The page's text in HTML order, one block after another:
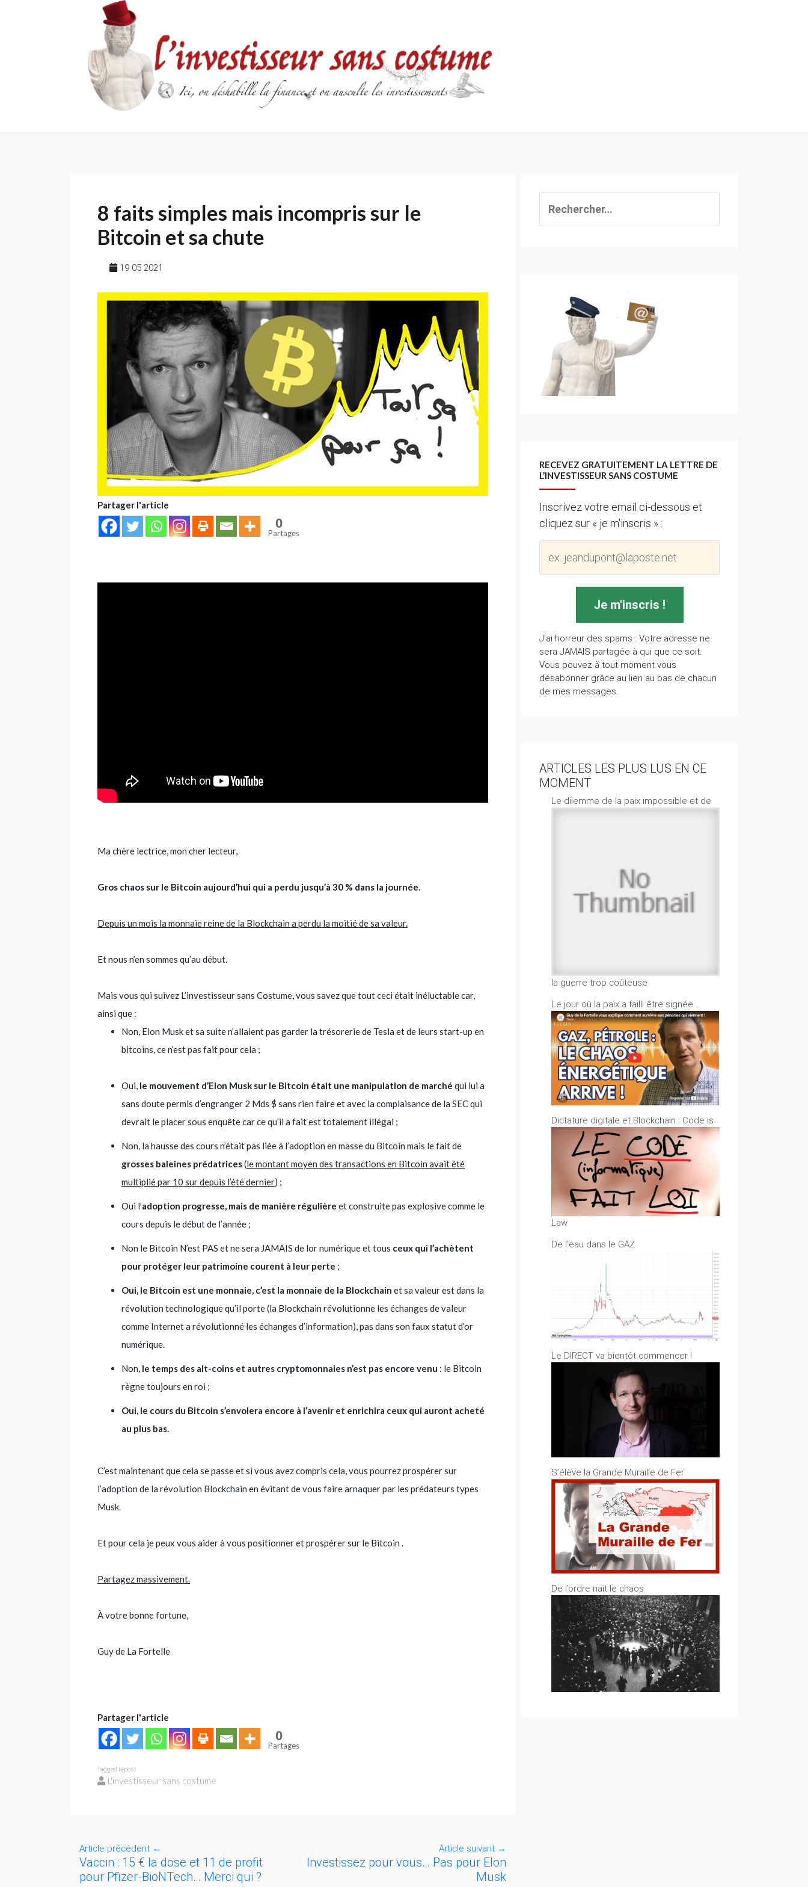
confidentialité
8 faits simples mais incompris sur le
Bitcoin et sa chute
19 05 2021
Partager l'article
0
Partages
Ma chère lectrice, mon cher lecteur,
Gros chaos sur le Bitcoin aujourd’hui qui a perdu jusqu’à 30 % dans la journée.
Depuis un mois la monnaie reine de la Blockchain a perdu la moitié de sa valeur.
Et nous n’en sommes qu’au début.
Mais vous qui suivez L’investisseur sans Costume, vous savez que tout ceci était inéluctable car,
ainsi que :
Non, Elon Musk et sa suite n’allaient pas garder la trésorerie de Tesla et de leurs start-up en
bitcoins, ce n’est pas fait pour cela ;
Oui, le mouvement d’Elon Musk sur le Bitcoin était une manipulation de marché qui lui a
sans doute permis d’engranger 2 Mds $ sans rien faire et avec la complaisance de la SEC qui
devrait le placer sous enquête car ce qu’il a fait est totalement illégal ;
Non, la hausse des cours n’était pas liée à l’adoption en masse du Bitcoin mais le fait de
grosses baleines prédatrices(le montant moyen des transactions en Bitcoin avait été
multiplié par 10 sur depuis l’été dernier) ;
Oui l’adoption progresse, mais de manière régulière et construite pas explosive comme le
cours depuis le début de l’année ;
Non le Bitcoin N’est PAS et ne sera JAMAIS de lor numérique et tous ceux qui l’achètent
pour protéger leur patrimoine courent à leur perte ;
Oui, le Bitcoin est une monnaie, c’est la monnaie de la Blockchain et sa valeur est dans la
révolution technologique qu’il porte (la Blockchain révolutionne les échanges de valeur
comme Internet a révolutionné les échanges d’information), pas dans son faux statut d’or
numérique.
Non, le temps des alt-coins et autres cryptomonnaies n’est pas encore venu : le Bitcoin
règne toujours en roi ;
Oui, le cours du Bitcoin s’envolera encore à l’avenir et enrichira ceux qui auront acheté
au plus bas.
C’est maintenant que cela se passe et si vous avez compris cela, vous pourrez prospérer sur
l’adoption de la révolution Blockchain en évitant de vous faire arnaquer par les prédateurs types
Musk.
Et pour cela je peux vous aider à vous positionner et prospérer sur le Bitcoin .
Partagez massivement.
À votre bonne fortune,
Guy de La Fortelle
Partager l'article
0
Partages
Tagged repost
L'investisseur sans costume
Article précédent ←
Vaccin : 15 € la dose et 11 de profit
pour Pfizer-BioNTech… Merci qui ?
Article suivant →
Investissez pour vous… Pas pour Elon
Musk
RECEVEZ GRATUITEMENT LA LETTRE DE
L’INVESTISSEUR SANS COSTUME
Inscrivez votre email ci-dessous et
cliquez sur « je m'inscris » :
J'ai horreur des spams : Votre adresse ne
sera JAMAIS partagée à qui que ce soit.
Vous pouvez à tout moment vous
désabonner grâce au lien au bas de chacun
de mes messages.
ARTICLES LES PLUS LUS EN CE
MOMENT
Le dilemme de la paix impossible et de
la guerre trop coûteuse
Le jour où la paix a failli être signée…
Dictature digitale et Blockchain : Code is
Law
De l’eau dans le GAZ
Le DIRECT va bientôt commencer !
S’élève la Grande Muraille de Fer
De l’ordre nait le chaos